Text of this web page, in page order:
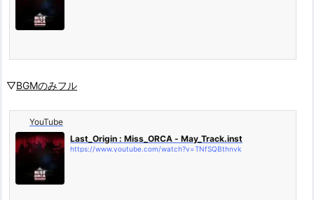
▽BGMのみフル
YouTube
Last_Origin : Miss_ORCA - May_Track.inst
https://www.youtube.com/watch?v=TNfSQBthnvk